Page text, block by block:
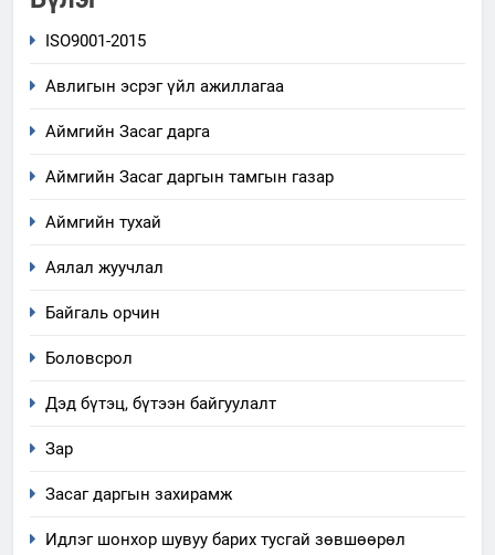
ISO9001-2015
Авлигын эсрэг үйл ажиллагаа
Аймгийн Засаг дарга
Аймгийн Засаг даргын тамгын газар
Аймгийн тухай
Аялал жуучлал
Байгаль орчин
Боловсрол
Дэд бүтэц, бүтээн байгуулалт
Зар
Засаг даргын захирамж
Идлэг шонхор шувуу барих тусгай зөвшөөрөл